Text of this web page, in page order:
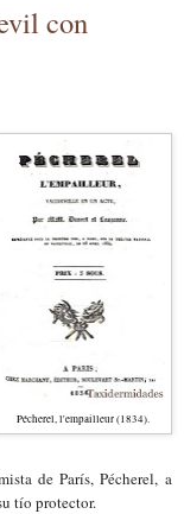
con
Pécherel, l'empailleur (1834).
de París,Pécherel,a
tío protector.